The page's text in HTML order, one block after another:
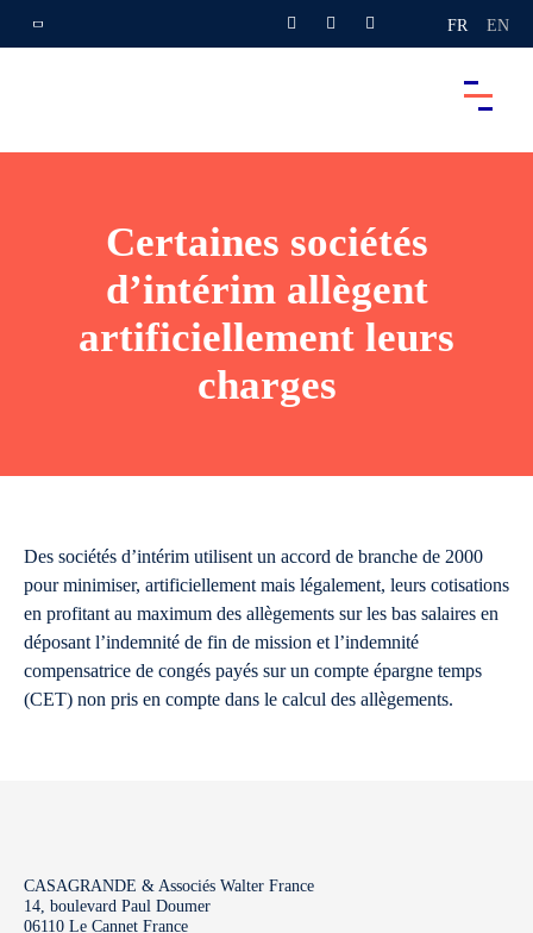
FR EN
Certaines sociétés
d’intérim allègent
artificiellement leurs
charges
Des sociétés d’intérim utilisent un accord de branche de 2000
pour minimiser, artificiellement mais légalement, leurs cotisations
en profitant au maximum des allègements sur les bas salaires en
déposant l’indemnité de fin de mission et l’indemnité
compensatrice de congés payés sur un compte épargne temps
(CET) non pris en compte dans le calcul des allègements.
CASAGRANDE & Associés Walter France
14, boulevard Paul Doumer
06110 Le Cannet France